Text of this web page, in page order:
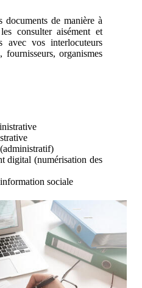
documents de manière à
consulter aisément et
avec vos interlocuteurs
fournisseurs, organismes
(numérisation des
sociale